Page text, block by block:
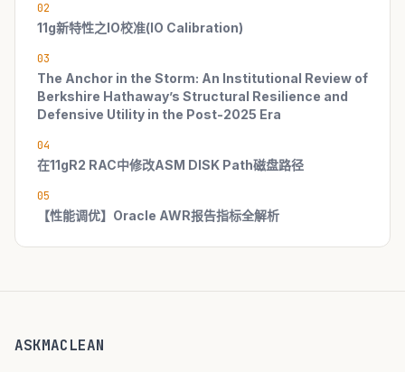
02
11g新特性之IO校准(IO Calibration)
03
The Anchor in the Storm: An Institutional Review of
Berkshire Hathaway’s Structural Resilience and
Defensive Utility in the Post-2025 Era
04
在11gR2 RAC中修改ASM DISK Path磁盘路径
05
【性能调优】Oracle AWR报告指标全解析
ASKMACLEAN